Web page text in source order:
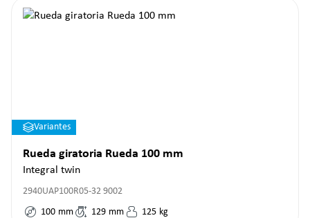
Variantes
Rueda giratoria Rueda 100 mm
Integral twin
2940UAP100R05-32 9002
100 mm 129 mm 125 kg